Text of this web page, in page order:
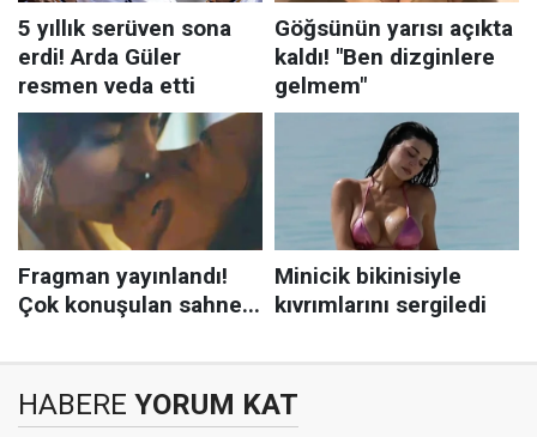
HABERE YORUM KAT